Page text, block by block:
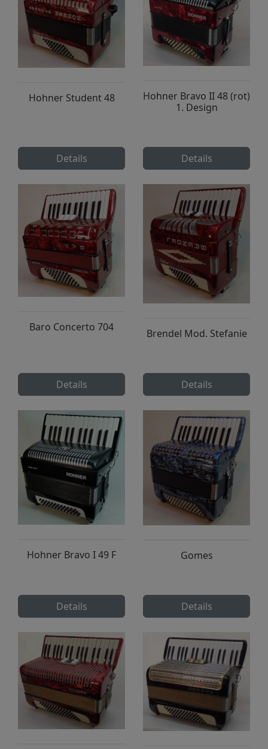
Hohner Student 48
Details
Hohner Bravo II 48 (rot)
1. Design
Details
Baro Concerto 704
Details
Brendel Mod. Stefanie
Details
Hohner Bravo I 49 F
Details
Gomes
Details